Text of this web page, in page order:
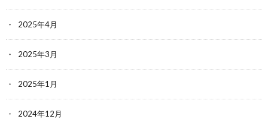
2025年4月
2025年3月
2025年1月
2024年12月